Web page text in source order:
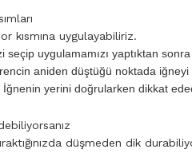
kısmına uygulayabiliriz.
seçip uygulamamızı yaptıktan
aniden düştüğü noktada
İğnenin yerini doğrularken dikkat
düşmeden dik